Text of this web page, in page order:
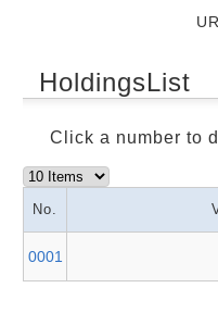
HoldingsList
Click a number to
No.
0001